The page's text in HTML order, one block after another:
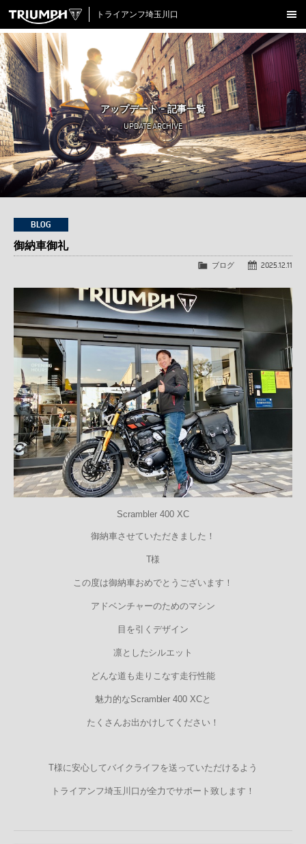
トライアンフ埼玉川口
新車在庫情報
試乗車一覧
認定中古車
アクセサリー
クロージング
アップデート
店舗情報
採用情報
TRIUMPH OFFICIAL SITE
LINE FacebookInstagram
X
アップデート - 記事一覧
UPDATE ARCHIVE
BLOG
御納車御礼
2025.12.11
ブログ
Scrambler 400 XC
御納車させていただきました！
T様
この度は御納車おめでとうございます！
アドベンチャーのためのマシン
目を引くデザイン
凛としたシルエット
どんな道も走りこなす走行性能
魅力的なScrambler 400 XCと
たくさんお出かけしてください！
T様に安心してバイクライフを送っていただけるよう
トライアンフ埼玉川口が全力でサポート致します！